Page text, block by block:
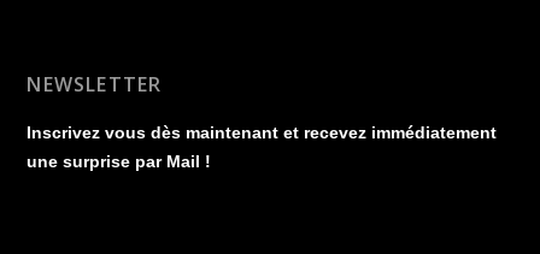
NEWSLETTER
Inscrivez vous dès maintenant et recevez immédiatement
une surprise par Mail !